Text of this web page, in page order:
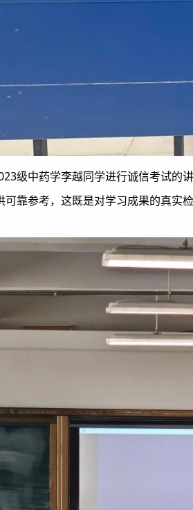
级中药学李越同学进行诚信考试的
可靠参考，这既是对学习成果的真实